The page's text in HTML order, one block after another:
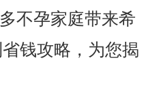
不孕家庭带来希
钱攻略，为您揭